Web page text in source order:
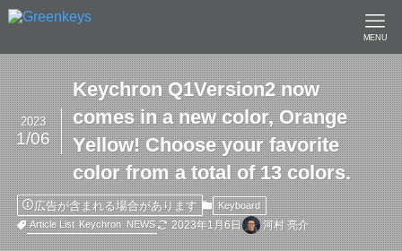
MENU
Keychron Q1Version2 now
comes in a new color, Orange
Yellow! Choose your favorite
color from a total of 13 colors.
2023
1/06
広告が含まれる場合があります
Keyboard
Article List
Keychron NEWS 2023年1月6日 河村 亮介